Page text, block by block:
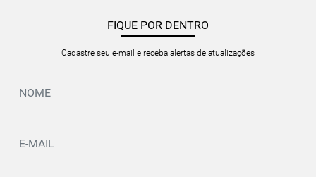
FIQUE POR DENTRO
Cadastre seu e-mail e receba alertas de atualizações